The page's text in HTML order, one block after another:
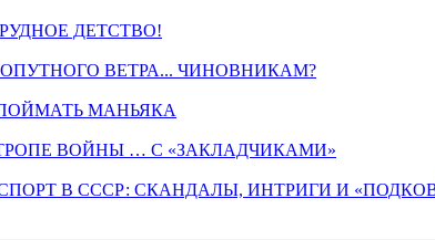
ДЕТСТВО!
ВЕТРА... ЧИНОВНИКАМ?
МАНЬЯКА
ВОЙНЫ … С «ЗАКЛАДЧИКАМИ»
В СССР: СКАНДАЛЫ, ИНТРИГИ И